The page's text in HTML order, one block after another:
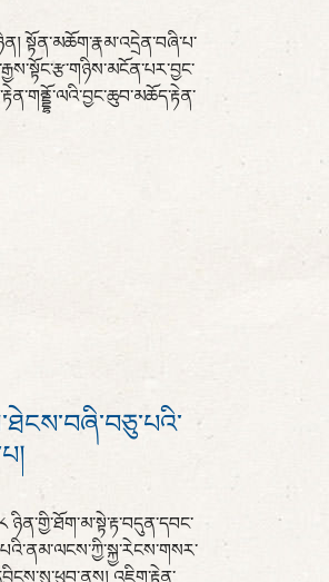
སྟོན་མཆོག་རྣམ་འདྲེན་བཞི་པ་
ཉིན་གྱི་ཐོག་མ་སྟེ་རྟ་བདུན་དབང་